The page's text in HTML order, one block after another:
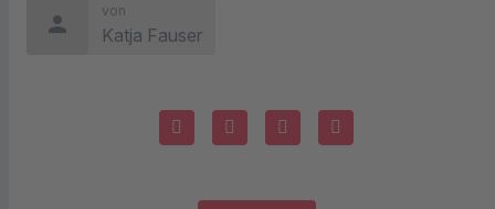
person
von
Katja Fauser